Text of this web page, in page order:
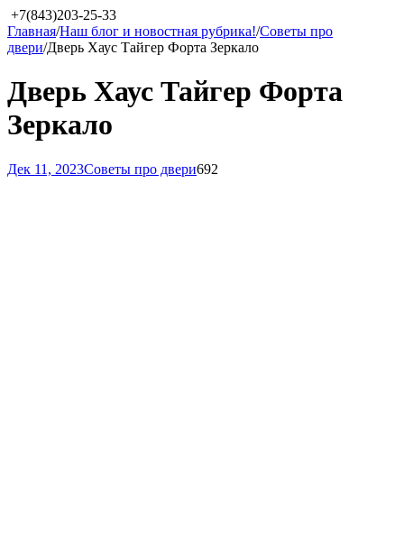
+7(843)203-25-33
Главная/Наш блог и новостная рубрика!/Советы про
двери/Дверь Хаус Тайгер Форта Зеркало
Дверь Хаус Тайгер Форта
Зеркало
Дек 11, 2023Советы про двери692